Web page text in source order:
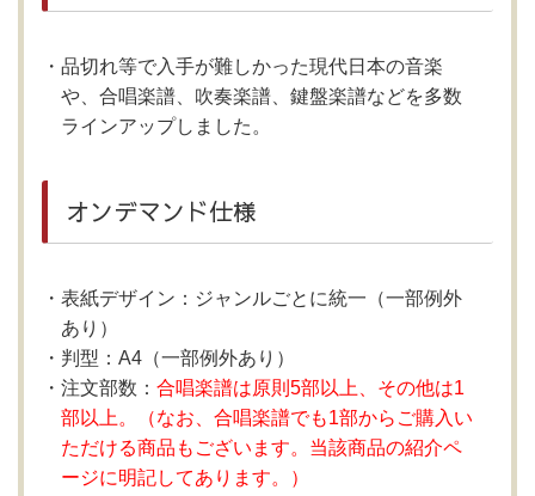
品切れ等で入手が難しかった現代日本の音楽
や、合唱楽譜、吹奏楽譜、鍵盤楽譜などを多数
ラインアップしました。
オンデマンド仕様
表紙デザイン：ジャンルごとに統一（一部例外
あり）
判型：A4（一部例外あり）
注文部数： 合唱楽譜は原則5部以上、その他は1
部以上。（なお、合唱楽譜でも1部からご購入い
ただける商品もございます。当該商品の紹介ペ
ージに明記してあります。）